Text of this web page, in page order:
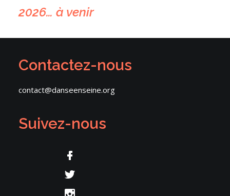
2026… à venir
Contactez-nous
contact@danseenseine.org
Suivez-nous